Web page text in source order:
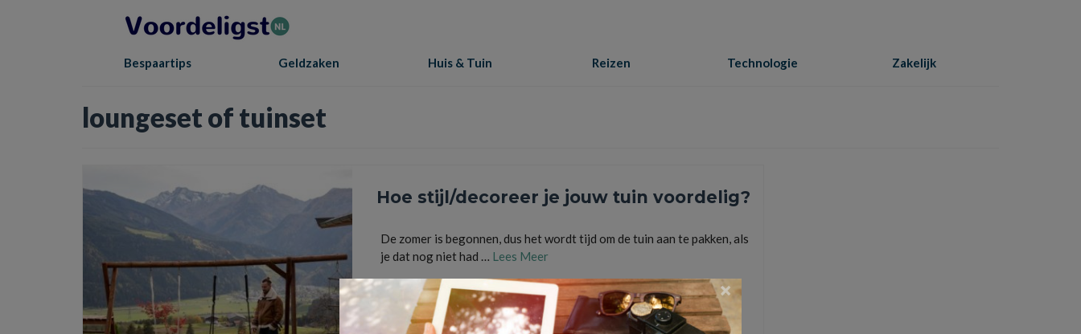
Bespaartips Geldzaken Huis & Tuin Reizen Technologie Zakelijk
loungeset of tuinset
Hoe stijl/decoreer je jouw tuin voordelig?
De zomer is begonnen, dus het wordt tijd om de tuin aan te pakken, als
je dat nog niet had … Lees Meer
Buitenspeelgoed van Buitenspeelgoed.nl,buitenspeelgoed.nl ,Een houten zandbak,loungeset of
schommel of speeltoestel,voordelig tuin decoreren
×